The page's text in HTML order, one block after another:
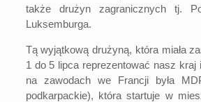
także drużyn zagranicznych tj.
Luksemburga.
Tą wyjątkową drużyną, która miała
1 do 5 lipca reprezentować nasz
na zawodach we Francji była
podkarpackie), która startuje w